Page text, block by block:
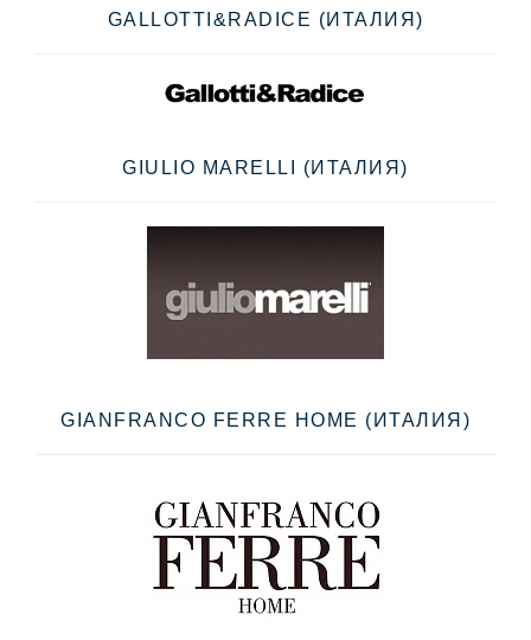
GALLOTTI&RADICE (ИТАЛИЯ)
GIULIO MARELLI (ИТАЛИЯ)
GIANFRANCO FERRE HOME (ИТАЛИЯ)